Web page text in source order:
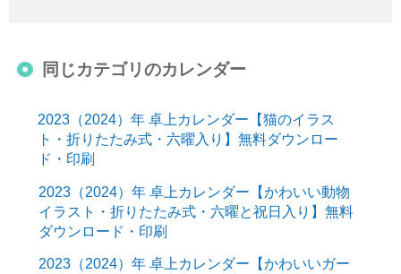
同じカテゴリのカレンダー
2023（2024）年 卓上カレンダー【猫のイラス
ト・折りたたみ式・六曜入り】無料ダウンロー
ド・印刷
2023（2024）年 卓上カレンダー【かわいい動物
イラスト・折りたたみ式・六曜と祝日入り】無料
ダウンロード・印刷
2023（2024）年 卓上カレンダー【かわいいガー